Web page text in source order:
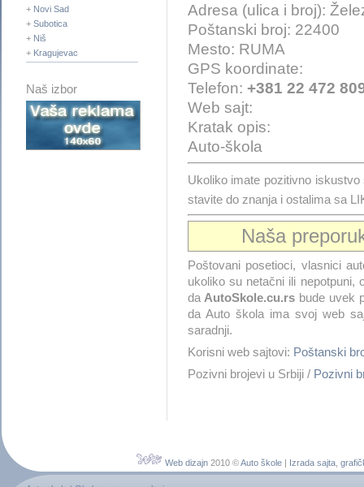
+ Novi Sad
+ Subotica
+ Niš
+ Kragujevac
Naš izbor
Adresa (ulica i broj):
Poštanski broj: 22400
Mesto: RUMA
GPS koordinate:
Telefon: +381 22 472
Web sajt:
Kratak opis:
Auto-škola
Ukoliko imate pozitivno
stavite do znanja i ostalima sa
Naša
Poštovani posetioci, vlasnici
ukoliko su netačni ili nepotpuni,
da AutoSkole.cu.rs bude uvek
da Auto škola ima svoj web
saradnji.
Korisni web sajtovi: Poštanski
Pozivni brojevi u Srbiji / Pozivni
Web dizajn2010 ©Auto škole| Izrada sajta,